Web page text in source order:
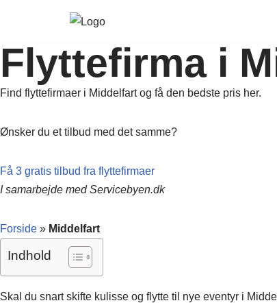
til
indhold
Flyttefirma i
Find flyttefirmaer i Middelfart og få den bedste pris her.
Ønsker du et tilbud med det samme?
Få 3 gratis tilbud fra flyttefirmaer
I samarbejde med Servicebyen.dk
Forside » Middelfart
Indhold
Skal du snart skifte kulisse og flytte til nye eventyr i